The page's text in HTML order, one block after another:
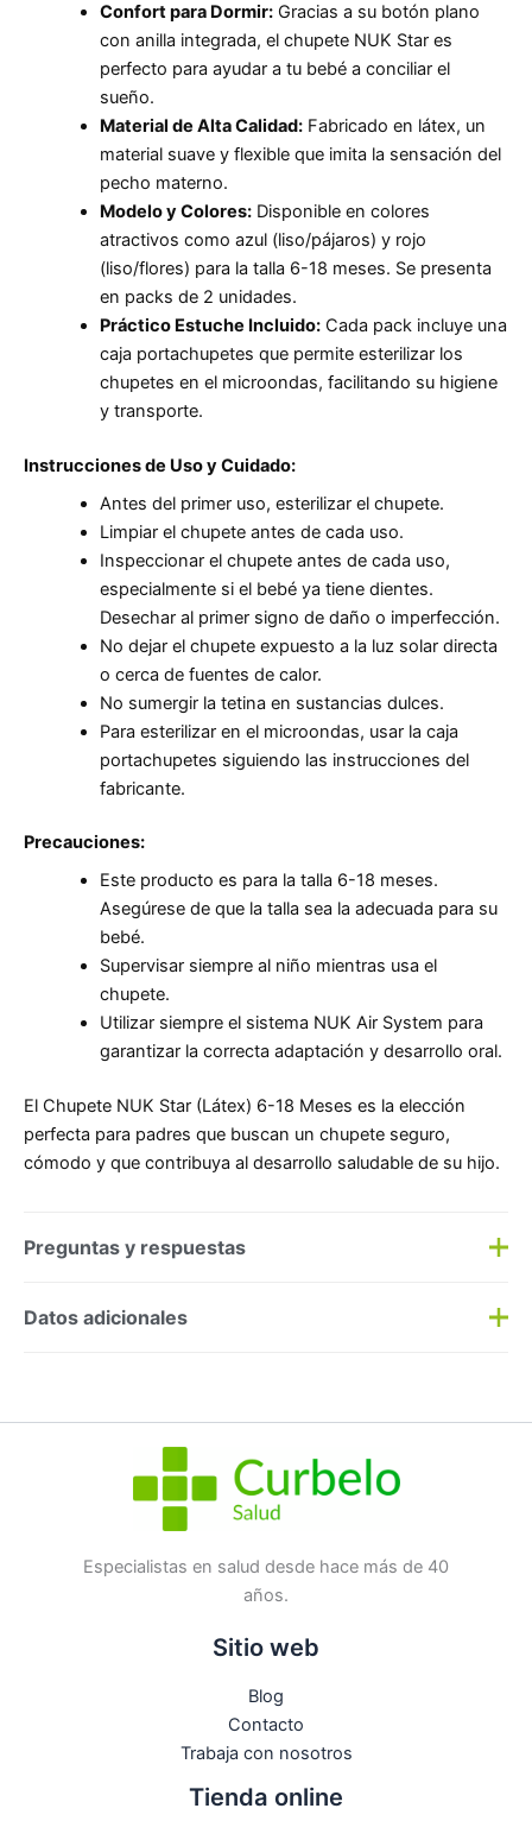
Confort para Dormir:Gracias a su botón plano
con anilla integrada, el chupete NUK Star es
perfecto para ayudar a tu bebé a conciliar el
sueño.
Material de Alta Calidad:Fabricado en látex, un
material suave y flexible que imita la sensación del
pecho materno.
Modelo y Colores:Disponible en colores
atractivos como azul (liso/pájaros) y rojo
(liso/flores) para la talla 6-18 meses. Se presenta
en packs de 2 unidades.
Práctico Estuche Incluido:Cada pack incluye una
caja portachupetes que permite esterilizar los
chupetes en el microondas, facilitando su higiene
y transporte.
Instrucciones de Uso y Cuidado:
Antes del primer uso, esterilizar el chupete.
Limpiar el chupete antes de cada uso.
Inspeccionar el chupete antes de cada uso,
especialmente si el bebé ya tiene dientes.
Desechar al primer signo de daño o imperfección.
No dejar el chupete expuesto a la luz solar directa
o cerca de fuentes de calor.
No sumergir la tetina en sustancias dulces.
Para esterilizar en el microondas, usar la caja
portachupetes siguiendo las instrucciones del
fabricante.
Precauciones:
Este producto es para la talla 6-18 meses.
Asegúrese de que la talla sea la adecuada para su
bebé.
Supervisar siempre al niño mientras usa el
chupete.
Utilizar siempre el sistema NUK Air System para
garantizar la correcta adaptación y desarrollo oral.
El Chupete NUK Star (Látex) 6-18 Meses es la elección
perfecta para padres que buscan un chupete seguro,
cómodo y que contribuya al desarrollo saludable de su hijo.
Preguntas y respuestas
Preguntas y respuestas
No hay preguntas todavía
Datos adicionales
Especialistas en salud desde hace más de 40
años.
Sitio web
Blog
Contacto
Trabaja con nosotros
Tienda online